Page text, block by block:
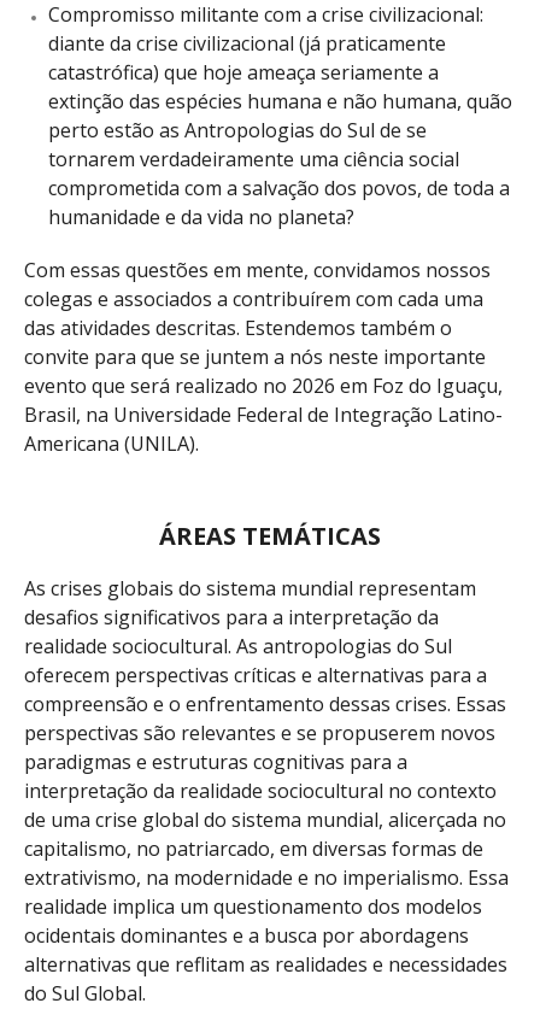
Compromisso militante com a crise civilizacional:
diante da crise civilizacional (já praticamente
catastrófica) que hoje ameaça seriamente a
extinção das espécies humana e não humana, quão
perto estão as Antropologias do Sul de se
tornarem verdadeiramente uma ciência social
comprometida com a salvação dos povos, de toda a
humanidade e da vida no planeta?
Com essas questões em mente, convidamos nossos
colegas e associados a contribuírem com cada uma
das atividades descritas. Estendemos também o
convite para que se juntem a nós neste importante
evento que será realizado no 2026 em Foz do Iguaçu,
Brasil, na Universidade Federal de Integração Latino-
Americana (UNILA).
ÁREAS TEMÁTICAS
As crises globais do sistema mundial representam
desafios significativos para a interpretação da
realidade sociocultural. As antropologias do Sul
oferecem perspectivas críticas e alternativas para a
compreensão e o enfrentamento dessas crises. Essas
perspectivas são relevantes e se propuserem novos
paradigmas e estruturas cognitivas para a
interpretação da realidade sociocultural no contexto
de uma crise global do sistema mundial, alicerçada no
capitalismo, no patriarcado, em diversas formas de
extrativismo, na modernidade e no imperialismo. Essa
realidade implica um questionamento dos modelos
ocidentais dominantes e a busca por abordagens
alternativas que reflitam as realidades e necessidades
do Sul Global.